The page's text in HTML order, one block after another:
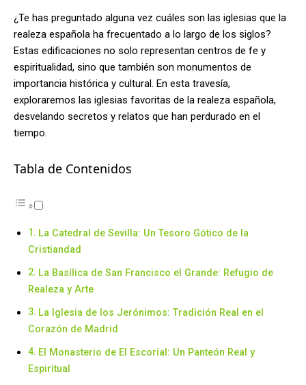
¿Te has preguntado alguna vez cuáles son las iglesias que la
realeza española ha frecuentado a lo largo de los siglos?
Estas edificaciones no solo representan centros de fe y
espiritualidad, sino que también son monumentos de
importancia histórica y cultural. En esta travesía,
exploraremos las iglesias favoritas de la realeza española,
desvelando secretos y relatos que han perdurado en el
tiempo.
Tabla de Contenidos
La Catedral de Sevilla: Un Tesoro Gótico de la
Cristiandad
La Basílica de San Francisco el Grande: Refugio de
Realeza y Arte
La Iglesia de los Jerónimos: Tradición Real en el
Corazón de Madrid
El Monasterio de El Escorial: Un Panteón Real y
Espiritual